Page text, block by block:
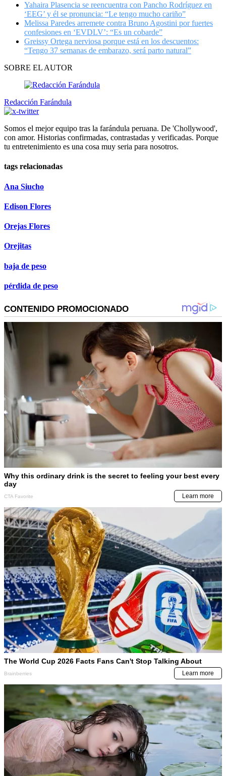
Yahaira Plasencia se reencuentra con Pancho Rodríguez en
‘EEG’ y él se pronuncia: “Le tengo mucho cariño”
Melissa Paredes arremete contra Bruno Agostini por fuertes
confesiones en ‘EVDLV’: “Es un cobarde”
Greissy Ortega nerviosa porque está en los descuentos:
“Tengo 37 semanas de embarazo, será parto natural”
SOBRE EL AUTOR
Redacción Farándula
Somos el mejor equipo tras la farándula peruana. De 'Chollywood',
con amor. Historias confirmadas, contrastadas y verificadas. Porque
tu entretenimiento es una cosa muy seria para nosotros.
tags relacionadas
Ana Siucho
Edison Flores
Orejas Flores
Orejitas
baja de peso
pérdida de peso